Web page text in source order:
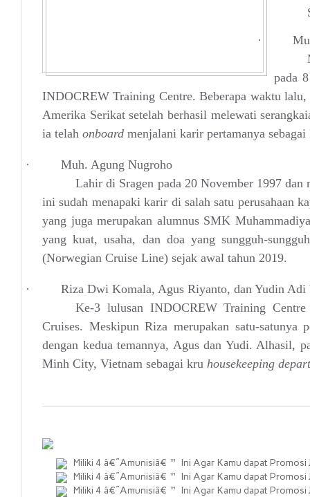
·
pada
INDOCREW Training Centre. Beberapa waktu
Amerika Serikat setelah berhasil melewati
ia telah onboard menjalani karir pertamanya
·
Muh. Agung Nugroho
Lahir di Sragen pada 20 November 1997
ini sudah menapaki karir di salah satu perusahaan
yang juga merupakan alumnus SMK
yang kuat, usaha, dan doa yang sungguh-
(Norwegian Cruise Line) sejak awal tahun 2019.
·
Riza Dwi Komala, Agus Riyanto, dan Yudin Adi
Ke-3 lulusan INDOCREW Training
Cruises. Meskipun Riza merupakan satu-satunya
dengan kedua temannya, Agus dan Yudi. Alhasil,
Minh City, Vietnam sebagai kru housekeeping
Miliki 4 â€˜Amunisiâ€™ Ini Agar Kamu dapat Promosi
Miliki 4 â€˜Amunisiâ€™ Ini Agar Kamu dapat Promosi
Miliki 4 â€˜Amunisiâ€™ Ini Agar Kamu dapat Promosi